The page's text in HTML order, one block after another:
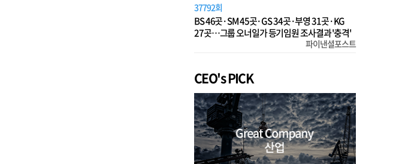
37792회
BS 46곳·SM 45곳·GS 34곳·부영 31곳·KG
27곳…그룹 오너일가 등기임원 조사결과 '충격'
파이낸셜포스트
CEO's PICK